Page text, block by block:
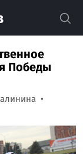
Победы